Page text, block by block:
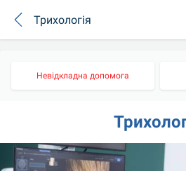
Трихологія
Невідкладна допомога